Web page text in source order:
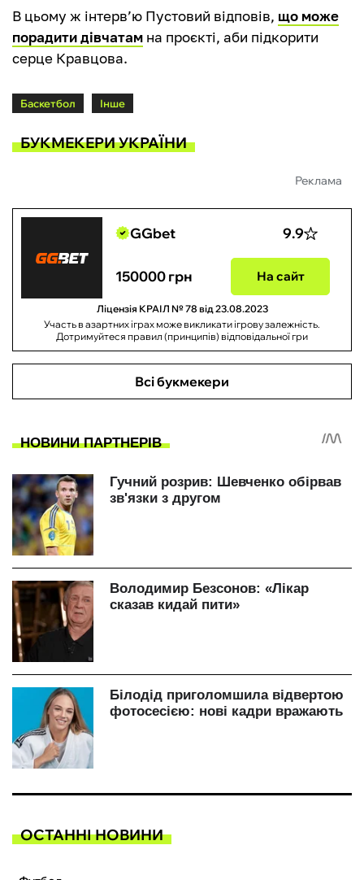
В цьому ж інтерв’ю Пустовий відповів, що може
порадити дівчатам на проєкті, аби підкорити
серце Кравцова.
Баскетбол Інше
БУКМЕКЕРИ УКРАЇНИ
Реклама
GGbet 9.9
150000 грн На сайт
Ліцензія КРАІЛ № 78 від 23.08.2023
Участь в азартних іграх може викликати ігрову залежність.
Дотримуйтеся правил (принципів) відповідальної гри
Всі букмекери
ОСТАННІ НОВИНИ